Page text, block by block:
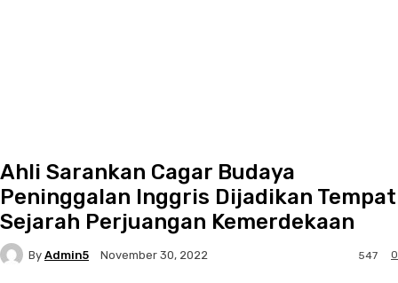
Ahli Sarankan Cagar Budaya
Peninggalan Inggris Dijadikan Tempat
Sejarah Perjuangan Kemerdekaan
By Admin5 November 30, 2022 0
547